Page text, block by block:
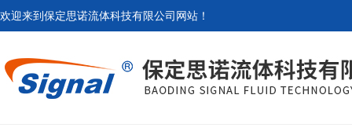
欢迎来到保定思诺流体科技有限公司网站 ！